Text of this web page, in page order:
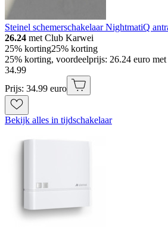
Steinel schemerschakelaar NightmatiQ
26.24 met Club Karwei
25% korting25% korting
25% korting, voordeelprijs: 26.24 euro
34.99
Prijs: 34.99 euro
Bekijk alles in tijdschakelaar